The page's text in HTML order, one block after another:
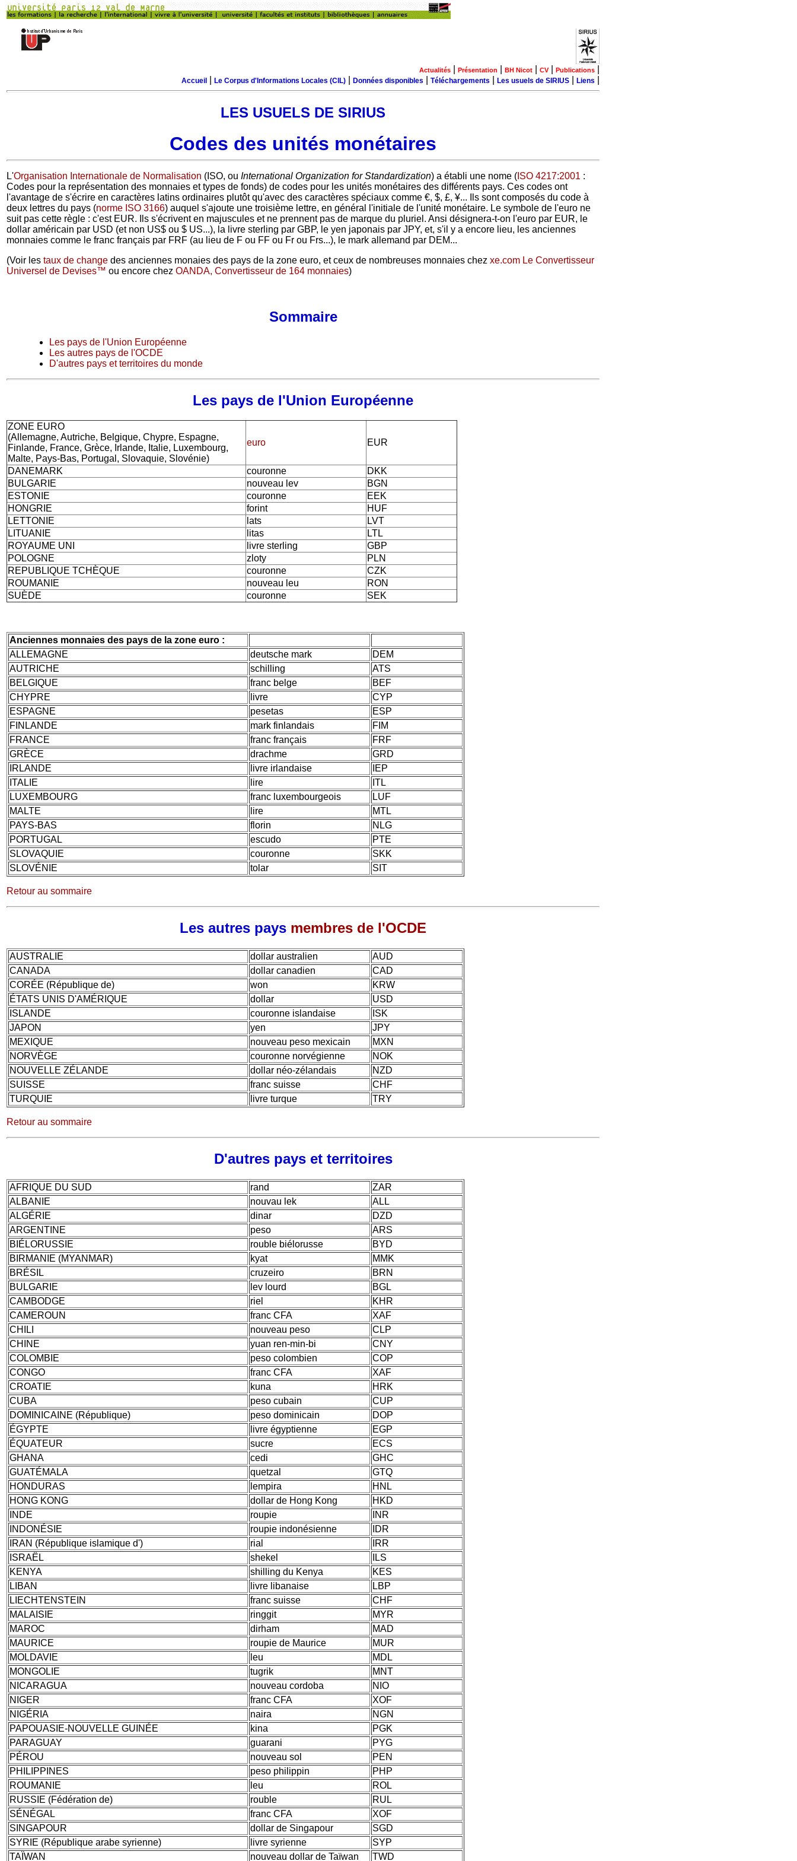
Actualités Présentation BH Nicot CV| Publications
Accueil Le Corpus d'Informations Locales (CIL) Données disponibles Téléchargements Les usuels de SIRIUS Liens
LES USUELS DE SIRIUS
Codes des unités monétaires
L'Organisation Internationale de Normalisation (ISO, ou International Organization for Standardization) a établi une nome ( ISO 4217:2001 :
Codes pour la représentation des monnaies et types de fonds) de codes pour les unités monétaires des différents pays. Ces codes ont
l'avantage de s'écrire en caractères latins ordinaires plutôt qu'avec des caractères spéciaux comme €, $, £, ¥... Ils sont composés du code à
deux lettres du pays (norme ISO 3166) auquel s'ajoute une troisième lettre, en général l'initiale de l'unité monétaire. Le symbole de l'euro ne
suit pas cette règle : c'est EUR. Ils s'écrivent en majuscules et ne prennent pas de marque du pluriel. Ansi désignera-t-on l'euro par EUR, le
dollar américain par USD (et non US$ ou $ US...), la livre sterling par GBP, le yen japonais par JPY, et, s'il y a encore lieu, les anciennes
monnaies comme le franc français par FRF (au lieu de F ou FF ou Fr ou Frs...), le mark allemand par DEM...
(Voir les taux de change des anciennes monaies des pays de la zone euro, et ceux de nombreuses monnaies chez xe.com Le Convertisseur
Universel de Devises™ ou encore chez OANDA, Convertisseur de 164 monnaies)
Sommaire
Les pays de l'Union Européenne
Les autres pays de l'OCDE
D'autres pays et territoires du monde
Les pays de l'Union Européenne
ZONE EURO
(Allemagne, Autriche, Belgique, Chypre, Espagne,
Finlande, France, Grèce, Irlande, Italie, Luxembourg,
Malte, Pays-Bas, Portugal, Slovaquie, Slovénie)
euro EUR
DANEMARK couronne
DKK
BULGARIE
nouveau lev
BGN
ESTONIE
couronne
EEK
HONGRIE
forint
HUF
LETTONIE
lats
LVT
LITUANIE
litas
LTL
ROYAUME UNI
livre sterling
GBP
POLOGNE
zloty
PLN
REPUBLIQUE TCHÈQUE
couronne
CZK
ROUMANIE
nouveau leu
RON
SUÈDE
couronne SEK
Anciennes monnaies des pays de la zone euro :
ALLEMAGNE
deutsche mark
DEM
AUTRICHE
schilling
ATS
BELGIQUE
franc belge
BEF
CHYPRE
livre
CYP
ESPAGNE
pesetas
ESP
FINLANDE
mark finlandais
FIM
FRANCE
franc français
FRF
GRÈCE
drachme
GRD
IRLANDE
livre irlandaise
IEP
ITALIE
lire
ITL
LUXEMBOURG
franc luxembourgeois
LUF
MALTE
lire
MTL
PAYS-BAS
florin
NLG
PORTUGAL
escudo
PTE
SLOVAQUIE
couronne
SKK
SLOVÉNIE
tolar SIT
Retour au sommaire
Les autres pays membres de l'OCDE
AUSTRALIE dollar australien
AUD
CANADA
dollar canadien
CAD
CORÉE (République de)
won
KRW
ÉTATS UNIS D'AMÉRIQUE
dollar
USD
ISLANDE
couronne islandaise
ISK
JAPON
yen
JPY
MEXIQUE
nouveau peso mexicain
MXN
NORVÈGE
couronne norvégienne
NOK
NOUVELLE ZÉLANDE
dollar néo-zélandais
NZD
SUISSE
franc suisse
CHF
TURQUIE
livre turque TRY
Retour au sommaire
D'autres pays et territoires
AFRIQUE DU SUD rand
ZAR
ALBANIE
nouvau lek
ALL
ALGÉRIE
dinar
DZD
ARGENTINE
peso
ARS
BIÉLORUSSIE
rouble biélorusse
BYD
BIRMANIE (MYANMAR)
kyat
MMK
BRÉSIL
cruzeiro
BRN
BULGARIE
lev lourd
BGL
CAMBODGE
riel
KHR
CAMEROUN
franc CFA
XAF
CHILI
nouveau peso
CLP
CHINE
yuan ren-min-bi
CNY
COLOMBIE
peso colombien
COP
CONGO
franc CFA
XAF
CROATIE
kuna
HRK
CUBA
peso cubain
CUP
DOMINICAINE (République)
peso dominicain
DOP
ÉGYPTE
livre égyptienne
EGP
ÉQUATEUR
sucre
ECS
GHANA
cedi
GHC
GUATÉMALA
quetzal
GTQ
HONDURAS
lempira
HNL
HONG KONG
dollar de Hong Kong
HKD
INDE
roupie
INR
INDONÉSIE
roupie indonésienne
IDR
IRAN (République islamique d')
rial
IRR
ISRAËL
shekel
ILS
KENYA
shilling du Kenya
KES
LIBAN
livre libanaise
LBP
LIECHTENSTEIN
franc suisse
CHF
MALAISIE
ringgit
MYR
MAROC
dirham
MAD
MAURICE
roupie de Maurice
MUR
MOLDAVIE
leu
MDL
MONGOLIE
tugrik
MNT
NICARAGUA
nouveau cordoba
NIO
NIGER
franc CFA
XOF
NIGÉRIA
naira
NGN
PAPOUASIE-NOUVELLE GUINÉE
kina
PGK
PARAGUAY
guarani
PYG
PÉROU
nouveau sol
PEN
PHILIPPINES
peso philippin
PHP
ROUMANIE
leu
ROL
RUSSIE (Fédération de)
rouble
RUL
SÉNÉGAL
franc CFA
XOF
SINGAPOUR
dollar de Singapour
SGD
SYRIE (République arabe syrienne)
livre syrienne
SYP
TAÏWAN
nouveau dollar de Taïwan TWD